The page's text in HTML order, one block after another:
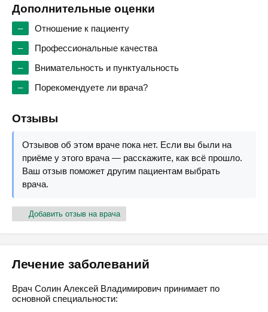
Дополнительные оценки
–
Отношение к пациенту
–
Профессиональные качества
–
Внимательность и пунктуальность
–
Порекомендуете ли врача?
Отзывы
Отзывов об этом враче пока нет. Если вы были на
приёме у этого врача — расскажите, как всё прошло.
Ваш отзыв поможет другим пациентам выбрать
врача.
Добавить отзыв на врача
Лечение заболеваний
Врач Солин Алексей Владимирович принимает по
основной специальности: